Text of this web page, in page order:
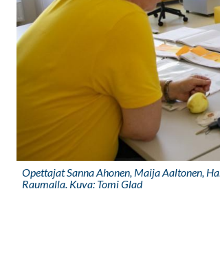
Opettajat Sanna Ahonen, Maija Aaltonen,
Raumalla. Kuva: Tomi Glad